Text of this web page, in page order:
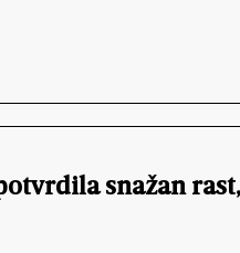
snažan rast,